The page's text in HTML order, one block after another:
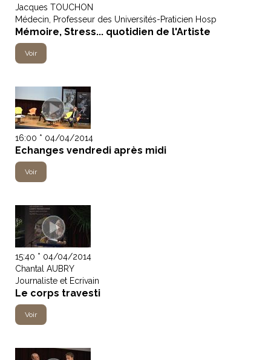
Jacques TOUCHON
Médecin, Professeur des Universités-Praticien Hosp
Mémoire, Stress... quotidien de l'Artiste
Voir
16:00 * 04/04/2014
Echanges vendredi après midi
Voir
15:40 * 04/04/2014
Chantal AUBRY
Journaliste et Ecrivain
Le corps travesti
Voir